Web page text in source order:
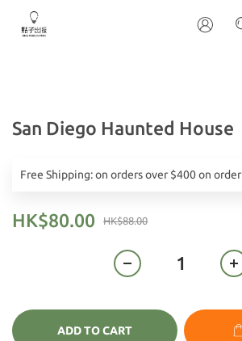
San Diego Haunted House
Free Shipping: on orders over $400 on order
HK$88.00
HK$80.00
ADD TO CART